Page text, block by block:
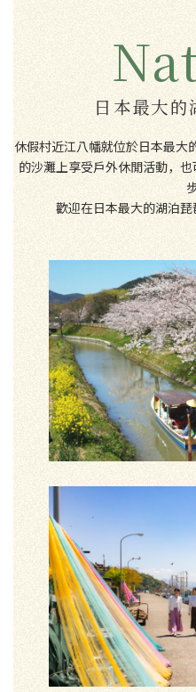
日本最大
休假村近江八幡就位於日本最
的沙灘上享受戶外休閒活動，
歡迎在日本最大的湖泊琵